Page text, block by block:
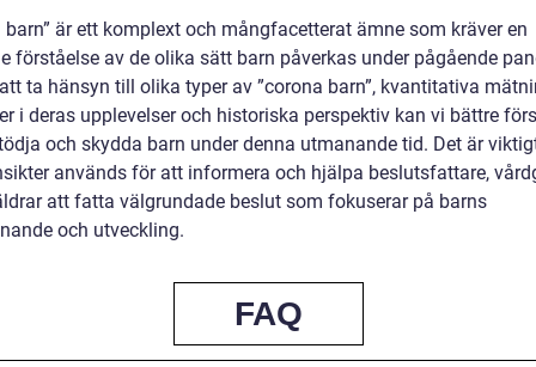
barn” är ett komplext och mångfacetterat ämne som kräver en
förståelse av de olika sätt barn påverkas under pågående
ta hänsyn till olika typer av ”corona barn”, kvantitativa
i deras upplevelser och historiska perspektiv kan vi bättre
och skydda barn under denna utmanande tid. Det är
används för att informera och hjälpa beslutsfattare,
att fatta välgrundade beslut som fokuserar på barns
och utveckling.
FAQ